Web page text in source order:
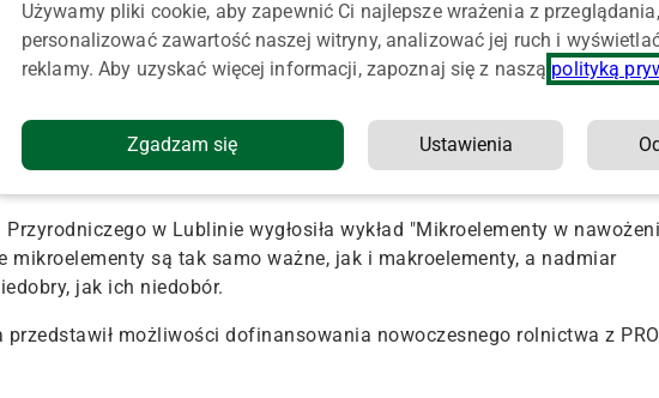
w kierunku wykorzystania siewu precyzyjnego, lepszego
właściwej dawki do sytuacji na polu – zaznaczył Koronczok.
prezentację "Właściwe wapnowanie podstawą zdrowej i
swoim wystąpieniu podkreślił, jak ważna jest odmiana wapna, to z
zachowa się on w glebie.
w Lublinie wygłosiła wykład "Mikroelementy w
mikroelementy są tak samo ważne, jak i makroelementy, a nadmiar
jak ich niedobór.
przedstawił możliwości dofinansowania nowoczesnego rolnictwa z
Używamy pliki cookie, aby zapewnić Ci najlepsze wrażenia z przeglądania,
personalizować zawartość naszej witryny, analizować jej ruch i
reklamy. Aby uzyskać więcej informacji, zapoznaj się z naszą polityką
Zgadzam się Ustawienia